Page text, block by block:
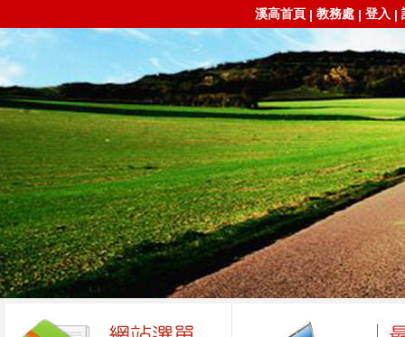
溪高首頁 | 教務處| 登入 |